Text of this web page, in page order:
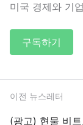
미국 경제와 기
구독하기
이전 뉴스레터
(광고) 현물 비